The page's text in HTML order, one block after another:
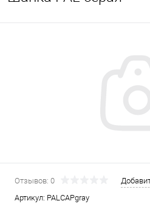
Отзывов: 0
Артикул: PALCAPgray